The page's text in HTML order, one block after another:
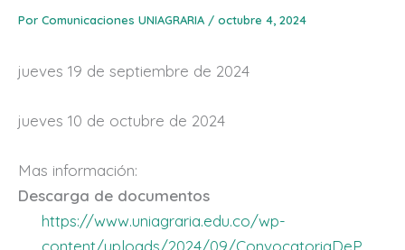
Por Comunicaciones UNIAGRARIA / octubre 4, 2024
jueves 19 de septiembre de 2024
jueves 10 de octubre de 2024
Mas información:
Descarga de documentos
https://www.uniagraria.edu.co/wp-
content/uploads/2024/09/ConvocatoriaDeP